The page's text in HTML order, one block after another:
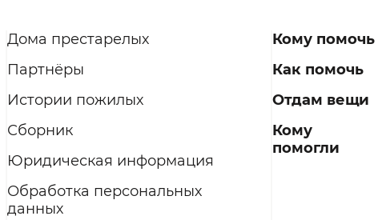
Дома престарелых
Партнёры
Истории пожилых
Сборник
Юридическая информация
Обработка персональных
данных
Кому помочь
Как помочь
Отдам вещи
Кому
помогли